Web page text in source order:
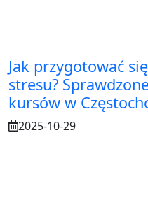
Jak przygotować
stresu?
kursów w
2025-10-29